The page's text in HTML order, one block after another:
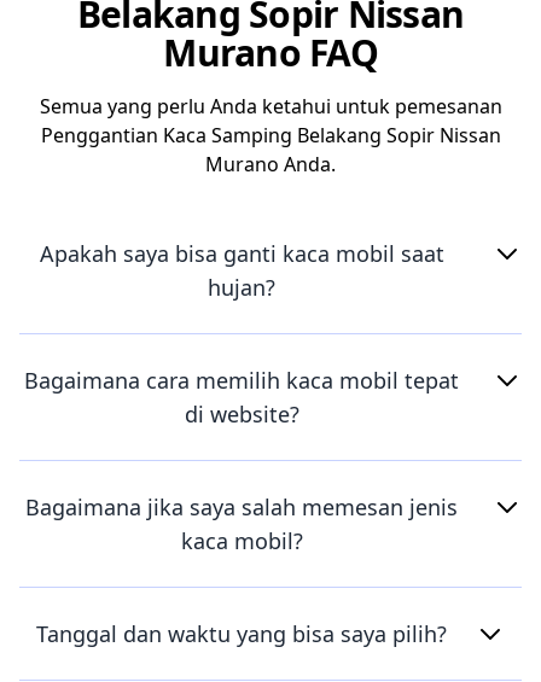
Belakang Sopir Nissan
Murano FAQ
Semua yang perlu Anda ketahui untuk pemesanan
Penggantian Kaca Samping Belakang Sopir Nissan
Murano Anda.
Apakah saya bisa ganti kaca mobil saat
hujan?
Bagaimana cara memilih kaca mobil tepat
di website?
Bagaimana jika saya salah memesan jenis
kaca mobil?
Tanggal dan waktu yang bisa saya pilih?